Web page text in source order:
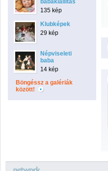
babakiállítás
135 kép
Klubképek
29 kép
Népviseleti
baba
14 kép
Böngéssz a galériák
között!